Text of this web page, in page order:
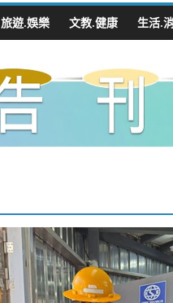
起於無心成於熱
水墨個展
旅遊.娛樂 文教.健康 生活.